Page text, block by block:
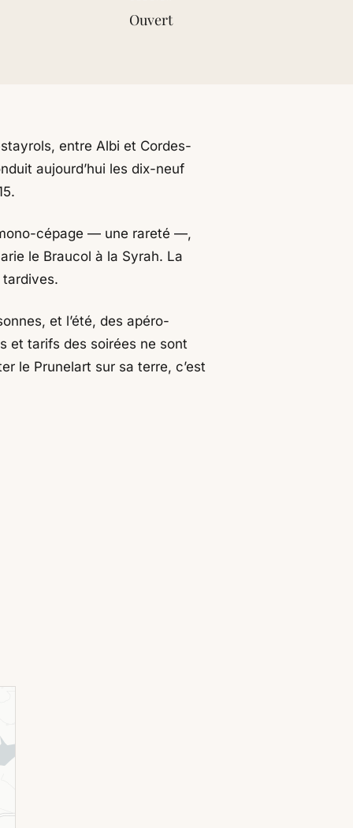
Ouvert
entre Albi et Cordes-
aujourd’hui les dix-neuf
cépage — une rareté —,
le Braucol à la Syrah. La
tardives.
et l’été, des apéro-
et tarifs des soirées ne sont
le Prunelart sur sa terre, c’est